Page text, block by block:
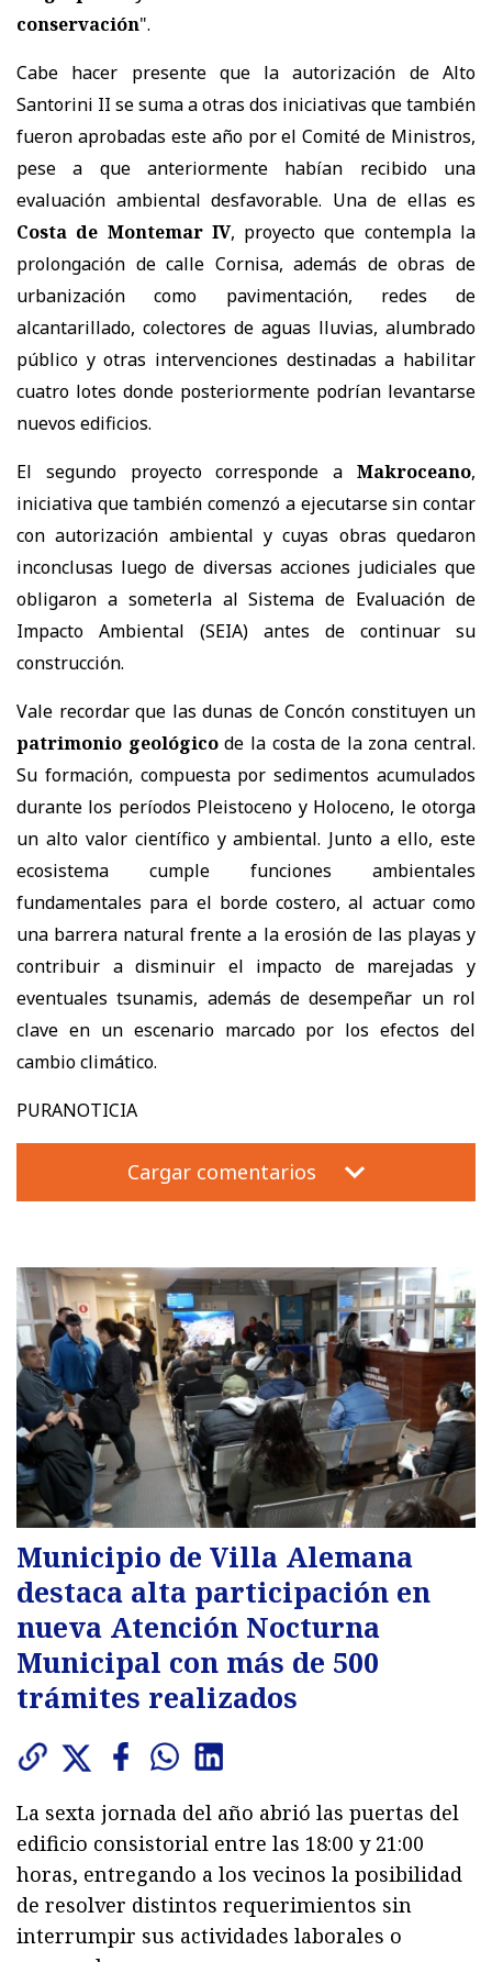
conservación".
Cabe hacer presente que la autorización de Alto
Santorini II se suma a otras dos iniciativas que también
fueron aprobadas este año por el Comité de Ministros,
pese a que anteriormente habían recibido una
evaluación ambiental desfavorable. Una de ellas es
Costa de Montemar IV, proyecto que contempla la
prolongación de calle Cornisa, además de obras de
urbanización como pavimentación, redes de
alcantarillado, colectores de aguas lluvias, alumbrado
público y otras intervenciones destinadas a habilitar
cuatro lotes donde posteriormente podrían levantarse
nuevos edificios.
El segundo proyecto corresponde a Makroceano,
iniciativa que también comenzó a ejecutarse sin contar
con autorización ambiental y cuyas obras quedaron
inconclusas luego de diversas acciones judiciales que
obligaron a someterla al Sistema de Evaluación de
Impacto Ambiental (SEIA) antes de continuar su
construcción.
Vale recordar que las dunas de Concón constituyen un
patrimonio geológicode la costa de la zona central.
Su formación, compuesta por sedimentos acumulados
durante los períodos Pleistoceno y Holoceno, le otorga
un alto valor científico y ambiental. Junto a ello, este
ecosistema cumple funciones ambientales
fundamentales para el borde costero, al actuar como
una barrera natural frente a la erosión de las playas y
contribuir a disminuir el impacto de marejadas y
eventuales tsunamis, además de desempeñar un rol
clave en un escenario marcado por los efectos del
cambio climático.
PURANOTICIA
Cargar comentarios
Municipio de Villa Alemana
destaca alta participación en
nueva Atención Nocturna
Municipal con más de 500
trámites realizados
La sexta jornada del año abrió las puertas del
edificio consistorial entre las 18:00 y 21:00
horas, entregando a los vecinos la posibilidad
de resolver distintos requerimientos sin
interrumpir sus actividades laborales o